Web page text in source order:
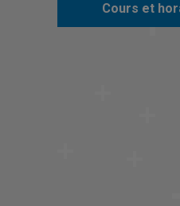
Cours et